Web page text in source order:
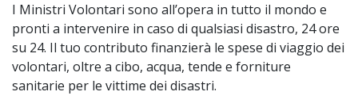
I Ministri Volontari sono all’opera in tutto il mondo e
pronti a intervenire in caso di qualsiasi disastro, 24 ore
su 24. Il tuo contributo finanzierà le spese di viaggio dei
volontari, oltre a cibo, acqua, tende e forniture
sanitarie per le vittime dei disastri.